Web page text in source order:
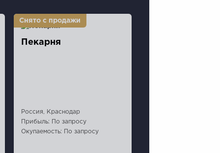
Пекарня
Россия, Краснодар
Прибыль: По запросу
Окупаемость: По запросу